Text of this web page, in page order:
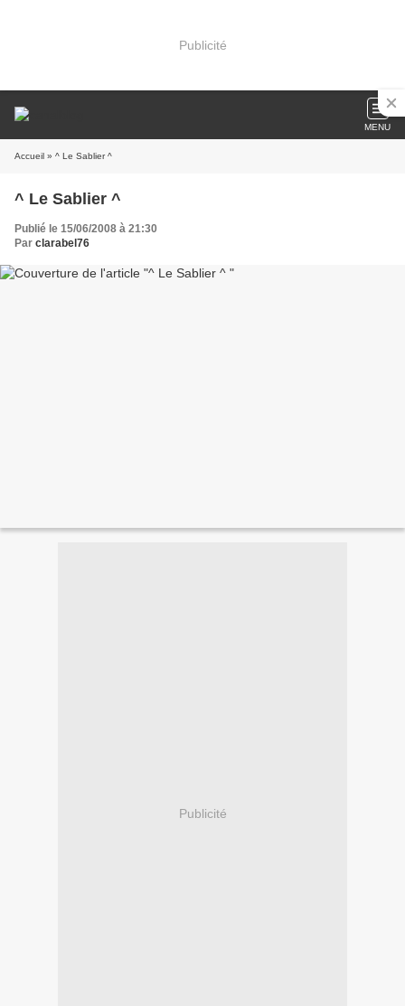
Publicité
MENU
Accueil » ^ Le Sablier ^
^ Le Sablier ^
Publié le 15/06/2008 à 21:30
Par clarabel76
Publicité